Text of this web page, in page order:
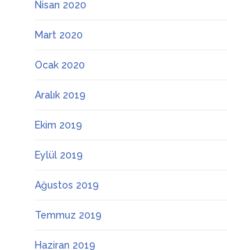
Nisan 2020
Mart 2020
Ocak 2020
Aralık 2019
Ekim 2019
Eylül 2019
Ağustos 2019
Temmuz 2019
Haziran 2019